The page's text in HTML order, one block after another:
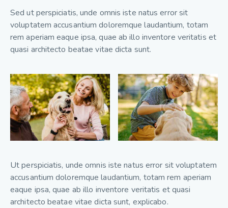
Sed ut perspiciatis, unde omnis iste natus error sit
voluptatem accusantium doloremque laudantium, totam
rem aperiam eaque ipsa, quae ab illo inventore veritatis et
quasi architecto beatae vitae dicta sunt.
Ut perspiciatis, unde omnis iste natus error sit voluptatem
accusantium doloremque laudantium, totam rem aperiam
eaque ipsa, quae ab illo inventore veritatis et quasi
architecto beatae vitae dicta sunt, explicabo.